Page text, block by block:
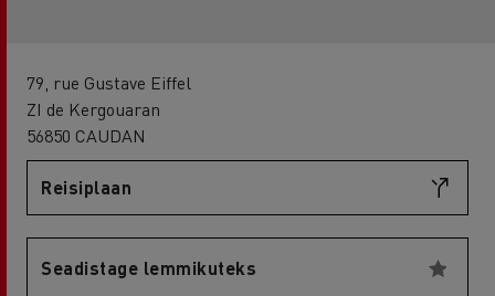
79, rue Gustave Eiffel
ZI de Kergouaran
56850 CAUDAN
Reisiplaan
Seadistage lemmikuteks